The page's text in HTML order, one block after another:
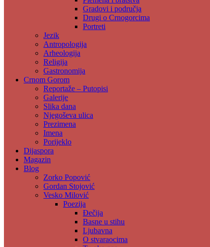
Gradovi i područja
Drugi o Crnogorcima
Portreti
Jezik
Antropologija
Arheologija
Religija
Gastronomija
Crnom Gorom
Reportaže – Putopisi
Galerije
Slika dana
Njegoševa ulica
Prezimena
Imena
Porijeklo
Dijaspora
Magazin
Blog
Zorko Popović
Gordan Stojović
Vesko Milović
Poezija
Đečija
Basne u stihu
Ljubavna
O stvaraocima